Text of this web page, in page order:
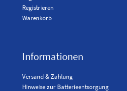
Registrieren
Warenkorb
Informationen
Versand & Zahlung
Hinweise zur Batterieentsorgung